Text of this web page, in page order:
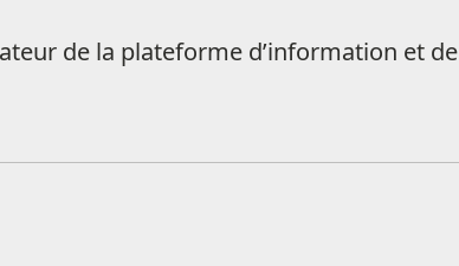
de la plateforme d’information et de